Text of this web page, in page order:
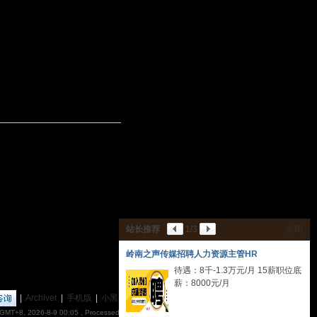
关闭
站长推荐 1/3
岭南之声传媒招聘人力资源主管HR
待遇：8千-1.3万元/月 15薪职位底
薪：8000元/月
| Archiver | 手机版 | 小黑屋 | 丽音音乐网
GMT+8, 2026-8-9 00:05 , Processed in 0.063084 second(s), 17 queries , Gzip On.